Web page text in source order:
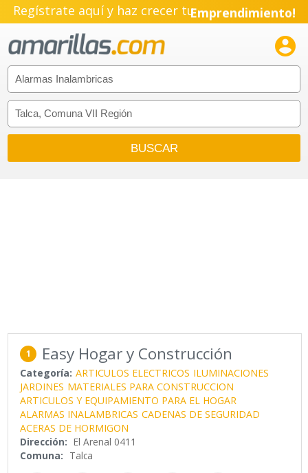
Regístrate aquí y haz crecer tuEmprendimiento!

1 Easy Hogar y Construcción
Categoría: ARTICULOS ELECTRICOS ILUMINACIONES
JARDINES MATERIALES PARA CONSTRUCCION
ARTICULOS Y EQUIPAMIENTO PARA EL HOGAR
ALARMAS INALAMBRICAS CADENAS DE SEGURIDAD
ACERAS DE HORMIGON
Dirección: El Arenal 0411
Comuna: Talca